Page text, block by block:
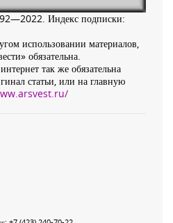
Индекс подписки:
использовании материалов,
обязательна.
так же обязательна
статьи, или на главную